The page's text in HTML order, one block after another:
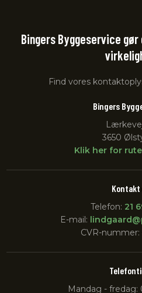
Bingers Byggeservice
Find vores
Bingers
3650
Klik her for
Kontakt
Telefon: 21
E-mail:
CVR-nummer:
Mandag - fredag: